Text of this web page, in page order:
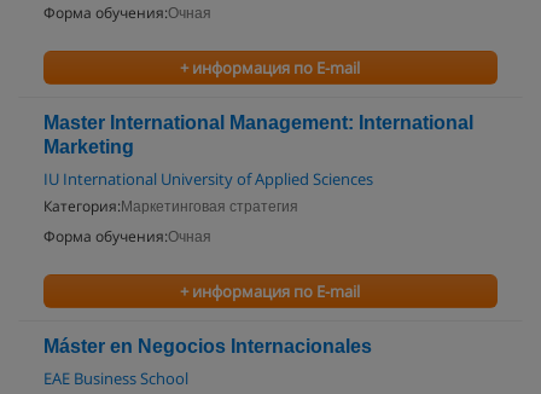
Форма обучения:Очная
+ информация по E-mail
Master International Management: International
Marketing
IU International University of Applied Sciences
Категория: Маркетинговая стратегия
Форма обучения:Очная
+ информация по E-mail
Máster en Negocios Internacionales
EAE Business School